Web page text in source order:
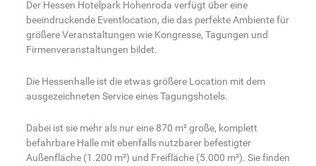
Der Hessen Hotelpark Hohenroda verfügt über eine
beeindruckende Eventlocation, die das perfekte Ambiente für
größere Veranstaltungen wie Kongresse, Tagungen und
Firmenveranstaltungen bildet.
Die Hessenhalle ist die etwas größere Location mit dem
ausgezeichneten Service eines Tagungshotels.
Dabei ist sie mehr als nur eine 870 m² große, komplett
befahrbare Halle mit ebenfalls nutzbarer befestigter
Außenfläche (1.200 m²) und Freifläche (5.000 m²). Sie finden